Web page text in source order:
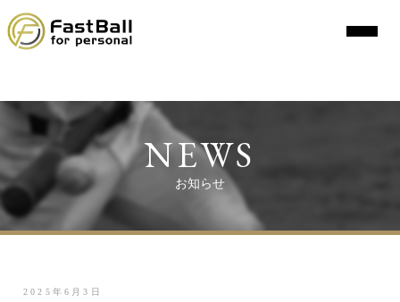
ン
ツ
ッ
プ
NEWS
お知らせ
2025年6月3日